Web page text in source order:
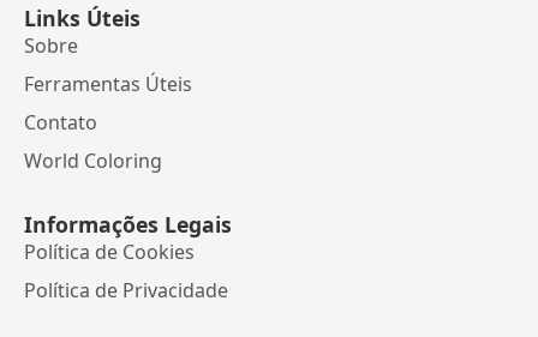
Links Úteis
Sobre
Ferramentas Úteis
Contato
World Coloring
Informações Legais
Política de Cookies
Política de Privacidade